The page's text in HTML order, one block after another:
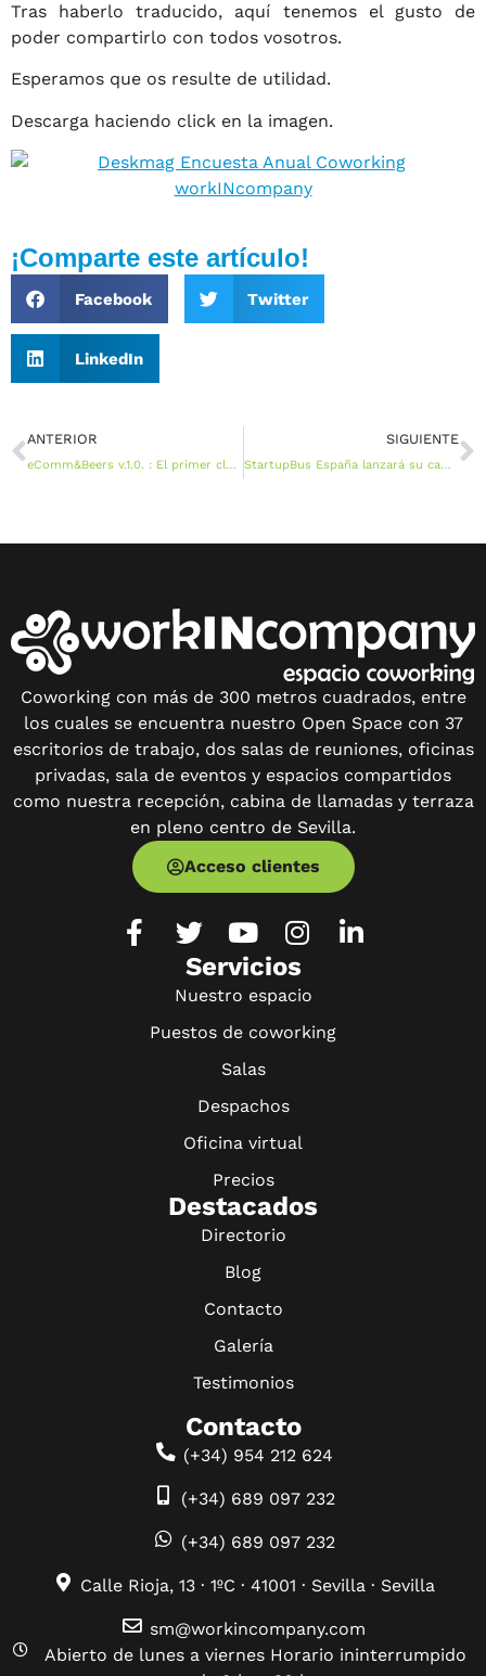
Tras haberlo traducido, aquí tenemos el gusto de
poder compartirlo con todos vosotros.
Esperamos que os resulte de utilidad.
Descarga haciendo click en la imagen.
¡Comparte este artículo!
Facebook Twitter
LinkedIn
ANTERIOR
eComm&Beers v.1.0. : El primer club de profesionales relacionados con el comercio electrónico en Sevilla da sus primeros pasos
SIGUIENTE
StartupBus España lanzará su campaña de crowdfunding la próxima semana en la plataforma Projeggt
Coworking con más de 300 metros cuadrados, entre
los cuales se encuentra nuestro Open Space con 37
escritorios de trabajo, dos salas de reuniones, oficinas
privadas, sala de eventos y espacios compartidos
como nuestra recepción, cabina de llamadas y terraza
en pleno centro de Sevilla.
Acceso clientes
Servicios
Nuestro espacio
Puestos de coworking
Salas
Despachos
Oficina virtual
Precios
Destacados
Directorio
Blog
Contacto
Galería
Testimonios
Contacto
(+34) 954 212 624
(+34) 689 097 232
(+34) 689 097 232
Calle Rioja, 13 · 1ºC · 41001 · Sevilla · Sevilla
sm@workincompany.com
Abierto de lunes a viernes Horario ininterrumpido